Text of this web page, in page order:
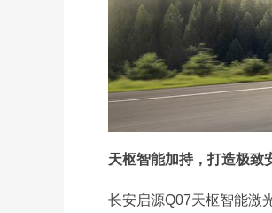
天枢智能加持，打造极致
长安启源Q07天枢智能激